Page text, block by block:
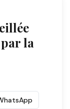
la